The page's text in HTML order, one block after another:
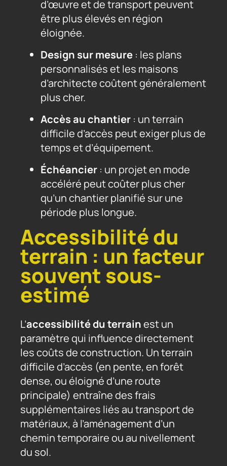
d’œuvre et de transport peuvent
être plus élevés en région
éloignée.
Design sur mesure : les plans
personnalisés et les maisons
d’architecte coûtent généralement
plus cher.
Accès au chantier : un terrain
difficile d’accès peut exiger plus de
temps et d’équipement.
Échéancier : un projet en mode
accéléré peut coûter plus cher
qu’un chantier planifié sur une
période plus longue.
Accessibilité du
terrain : un facteur
souvent sous-
estimé
L’accessibilité du terrainest un
paramètre qui influence directement
les coûts de construction. Un terrain
difficile d’accès (en pente, en forêt
dense, ou éloigné d’une route
principale) entraîne des frais
supplémentaires liés au transport de
matériaux, à l’aménagement d’un
chemin temporaire ou au nivellement
du sol.